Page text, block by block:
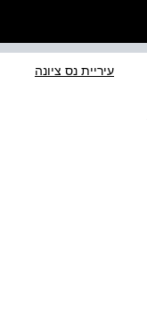
עיריית נס ציונה